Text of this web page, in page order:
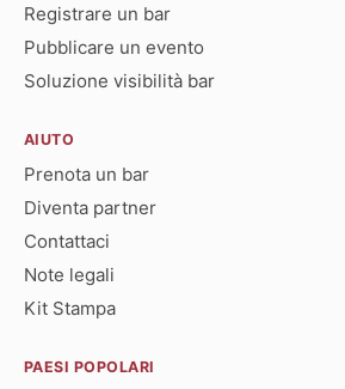
Registrare un bar
Pubblicare un evento
Soluzione visibilità bar
AIUTO
Prenota un bar
Diventa partner
Contattaci
Note legali
Kit Stampa
PAESI POPOLARI